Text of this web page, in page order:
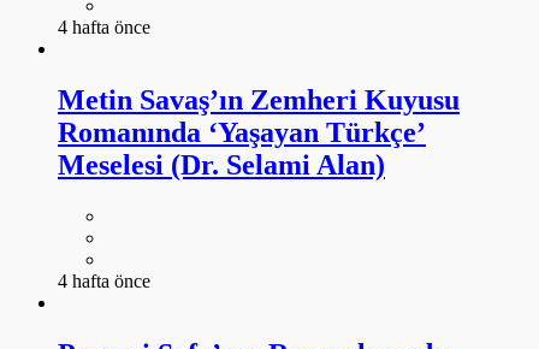
4 hafta önce
Metin Savaş’ın Zemheri Kuyusu
Romanında ‘Yaşayan Türkçe’
Meselesi (Dr. Selami Alan)
4 hafta önce